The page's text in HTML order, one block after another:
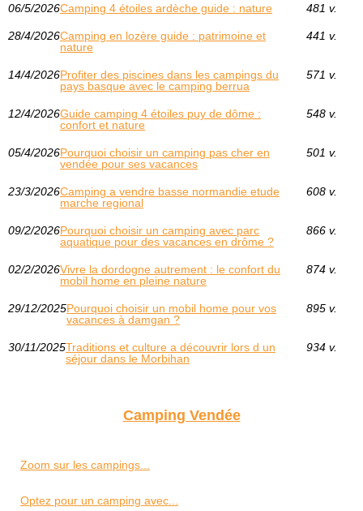
06/5/2026Camping 4 étoiles ardèche guide : nature 481 v.
28/4/2026Camping en lozère guide : patrimoine et
nature
441 v.
14/4/2026Profiter des piscines dans les campings du
pays basque avec le camping berrua
571 v.
12/4/2026Guide camping 4 étoiles puy de dôme :
confort et nature
548 v.
05/4/2026Pourquoi choisir un camping pas cher en
vendée pour ses vacances
501 v.
23/3/2026Camping a vendre basse normandie etude
marche regional
608 v.
09/2/2026Pourquoi choisir un camping avec parc
aquatique pour des vacances en drôme ?
866 v.
02/2/2026Vivre la dordogne autrement : le confort du
mobil home en pleine nature
874 v.
29/12/2025Pourquoi choisir un mobil home pour vos
vacances à damgan ?
895 v.
30/11/2025Traditions et culture a découvrir lors d un
séjour dans le Morbihan
934 v.
Camping Vendée
Zoom sur les campings...
Optez pour un camping avec...